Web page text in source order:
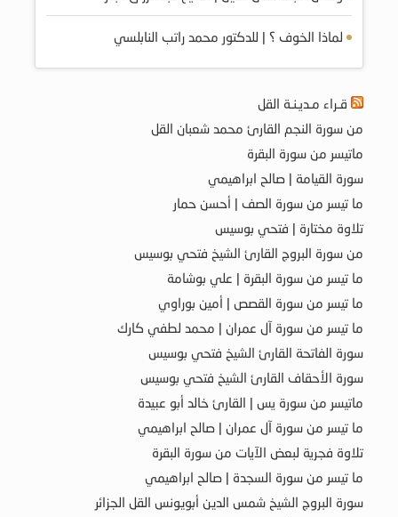
لماذا الخوف ؟ | للدكتور محمد راتب النابلسي
قـراء مـديـنـة القل
من سورة النجم القارئ محمد شعبان القل
ماتيسر من سورة البقرة
سورة القيامة | صالح ابراهيمي
ما تيسر من سورة الصف | أحسن حمار
تلاوة مختارة | فتحي بوسيس
من سورة البروج القارئ الشيخ فتحي بوسيس
ما تيسر من سورة البقرة | علي بوشامة
ما تيسر من سورة القصص | أمين بوراوي
ما تيسر من سورة آل عمران | محمد لطفي كارك
سورة الفاتحة القارئ الشيخ فتحي بوسيس
سورة الأحقاف القارئ الشيخ فتحي بوسيس
ماتيسر من سورة يس | القارئ خالد أبو عبيدة
ما تيسر من سورة آل عمران | صالح ابراهيمي
تلاوة فجرية لبعض الآيات من سورة البقرة
ما تيسر من سورة السجدة | صالح ابراهيمي
سورة البروج الشيخ شمس الدين أبويونس القل الجزائر